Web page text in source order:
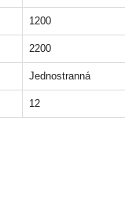
1200
2200
Jednostranná
12